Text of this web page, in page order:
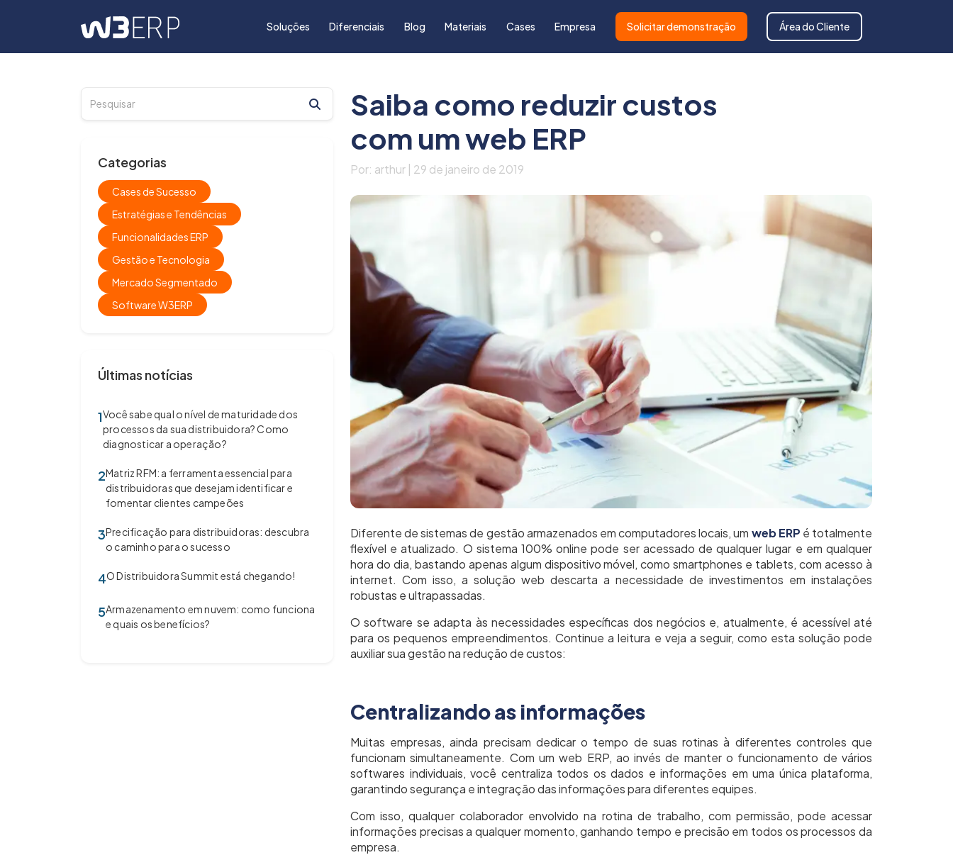
Soluções Diferenciais Blog Materiais Cases Empresa Solicitar demonstração Área do Cliente
Categorias
Cases de Sucesso
Estratégias e Tendências
Funcionalidades ERP
Gestão e Tecnologia
Mercado Segmentado
Software W3ERP
Últimas notícias
1Você sabe qual o nível de maturidade dos
processos da sua distribuidora? Como
diagnosticar a operação?
2Matriz RFM: a ferramenta essencial para
distribuidoras que desejam identificar e
fomentar clientes campeões
3Precificação para distribuidoras: descubra
o caminho para o sucesso
4O Distribuidora Summit está chegando!
5Armazenamento em nuvem: como funciona
e quais os benefícios?
Saiba como reduzir custos
com um web ERP
Por: arthur | 29 de janeiro de 2019
Diferente de sistemas de gestão armazenados em computadores locais, um web ERP é totalmente
flexível e atualizado. O sistema 100% online pode ser acessado de qualquer lugar e em qualquer
hora do dia, bastando apenas algum dispositivo móvel, como smartphones e tablets, com acesso à
internet. Com isso, a solução web descarta a necessidade de investimentos em instalações
robustas e ultrapassadas.
O software se adapta às necessidades específicas dos negócios e, atualmente, é acessível até
para os pequenos empreendimentos. Continue a leitura e veja a seguir, como esta solução pode
auxiliar sua gestão na redução de custos:
Centralizando as informações
Muitas empresas, ainda precisam dedicar o tempo de suas rotinas à diferentes controles que
funcionam simultaneamente. Com um web ERP, ao invés de manter o funcionamento de vários
softwares individuais, você centraliza todos os dados e informações em uma única plataforma,
garantindo segurança e integração das informações para diferentes equipes.
Com isso, qualquer colaborador envolvido na rotina de trabalho, com permissão, pode acessar
informações precisas a qualquer momento, ganhando tempo e precisão em todos os processos da
empresa.